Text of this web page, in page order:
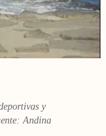
y
Andina